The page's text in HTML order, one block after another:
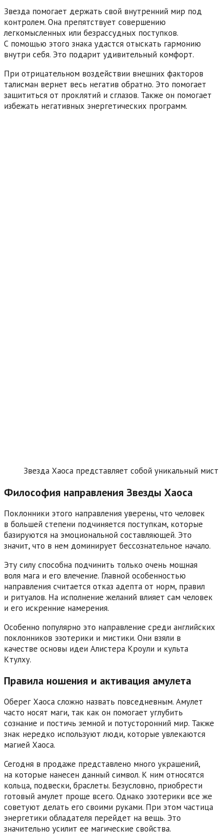
Звезда помогает держать свой внутренний мир под
контролем. Она препятствует совершению
легкомысленных или безрассудных поступков.
С помощью этого знака удастся отыскать гармонию
внутри себя. Это подарит удивительный комфорт.
При отрицательном воздействии внешних факторов
талисман вернет весь негатив обратно. Это помогает
защититься от проклятий и сглазов. Также он помогает
избежать негативных энергетических программ.
Звезда Хаоса представляет собой уникальный
Философия направления Звезды Хаоса
Поклонники этого направления уверены, что человек
в большей степени подчиняется поступкам, которые
базируются на эмоциональной составляющей. Это
значит, что в нем доминирует бессознательное начало.
Эту силу способна подчинить только очень мощная
воля мага и его влечение. Главной особенностью
направления считается отказ адепта от норм, правил
и ритуалов. На исполнение желаний влияет сам человек
и его искренние намерения.
Особенно популярно это направление среди английских
поклонников эзотерики и мистики. Они взяли в
качестве основы идеи Алистера Кроули и культа
Ктулху.
Правила ношения и активация амулета
Оберег Хаоса сложно назвать повседневным. Амулет
часто носят маги, так как он помогает углубить
сознание и постичь земной и потусторонний мир. Также
знак нередко используют люди, которые увлекаются
магией Хаоса.
Сегодня в продаже представлено много украшений,
на которые нанесен данный символ. К ним относятся
кольца, подвески, браслеты. Безусловно, приобрести
готовый амулет проще всего. Однако эзотерики все же
советуют делать его своими руками. При этом частица
энергетики обладателя перейдет на вещь. Это
значительно усилит ее магические свойства.